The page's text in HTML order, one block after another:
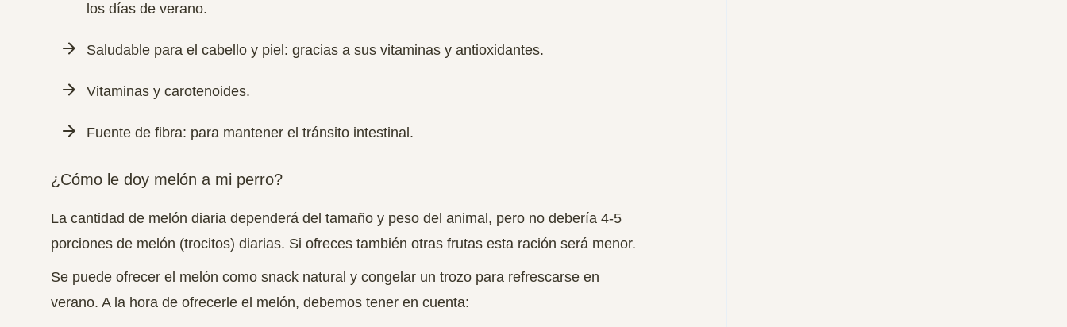
los días de verano.
Saludable para el cabello y piel: gracias a sus vitaminas y antioxidantes.
Vitaminas y carotenoides.
Fuente de fibra: para mantener el tránsito intestinal.
¿Cómo le doy melón a mi perro?
La cantidad de melón diaria dependerá del tamaño y peso del animal, pero no debería 4-5
porciones de melón (trocitos) diarias. Si ofreces también otras frutas esta ración será menor.
Se puede ofrecer el melón como snack natural y congelar un trozo para refrescarse en
verano. A la hora de ofrecerle el melón, debemos tener en cuenta: